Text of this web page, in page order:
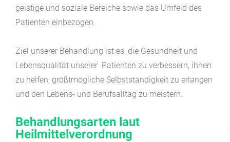
geistige und soziale Bereiche sowie das Umfeld des
Patienten einbezogen.
Ziel unserer Behandlung ist es, die Gesundheit und
Lebensqualität unserer Patienten zu verbessern, ihnen
zu helfen, größtmögliche Selbstständigkeit zu erlangen
und den Lebens- und Berufsalltag zu meistern.
Behandlungsarten laut
Heilmittelverordnung